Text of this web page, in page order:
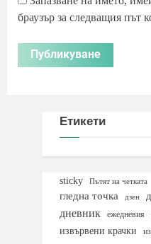
браузър за следващия път
Етикети
sticky Пътят на четката
гледна точка
дзен
дневник ежедневия
извървени крачки